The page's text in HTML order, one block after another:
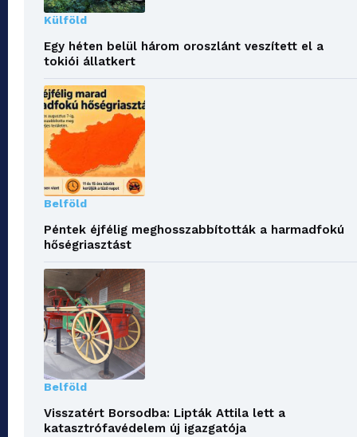
Külföld
Egy héten belül három oroszlánt veszített el a
tokiói állatkert
Belföld
Péntek éjfélig meghosszabbították a harmadfokú
hőségriasztást
Belföld
Visszatért Borsodba: Lipták Attila lett a
katasztrófavédelem új igazgatója